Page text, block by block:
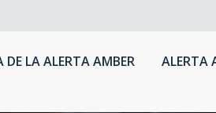
DE LA ALERTA AMBER ALERTA